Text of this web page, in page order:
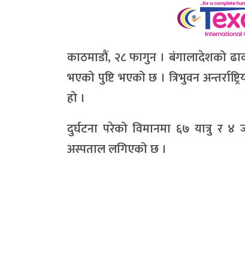
काठमाडौं, २८ फागुन । बंगालादेशको
भएको पुष्टि भएको छ । त्रिभुवन
हो ।
दुर्घटना परेको विमानमा ६७ यात्रु र
अस्पताल लगिएको छ ।